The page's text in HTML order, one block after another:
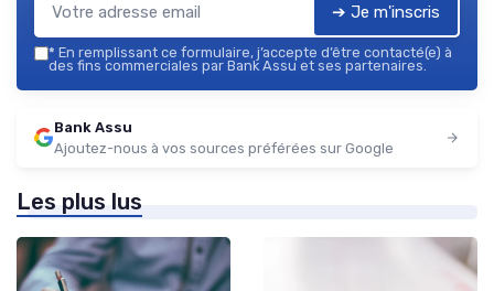
➔ Je m'inscris
* En remplissant ce formulaire, j’accepte d’être contacté(e) à
des fins commerciales par Bank Assu et ses partenaires.
Bank Assu
Ajoutez-nous à vos sources préférées sur Google
Les plus lus